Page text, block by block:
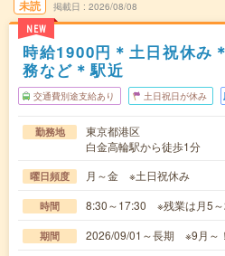
未読
NEW
掲載日 2026/08/08
時給1900円＊土日祝休み
務など＊駅近
交通費別途支給あり 土日祝日が休み
勤務地
東京都港区
白金高輪駅から徒歩1分
曜日頻度 月～金 ※土日祝休み
時間 8:30～17:30 ※残業は月5～
期間 2026/09/01～長期 ※9月～！